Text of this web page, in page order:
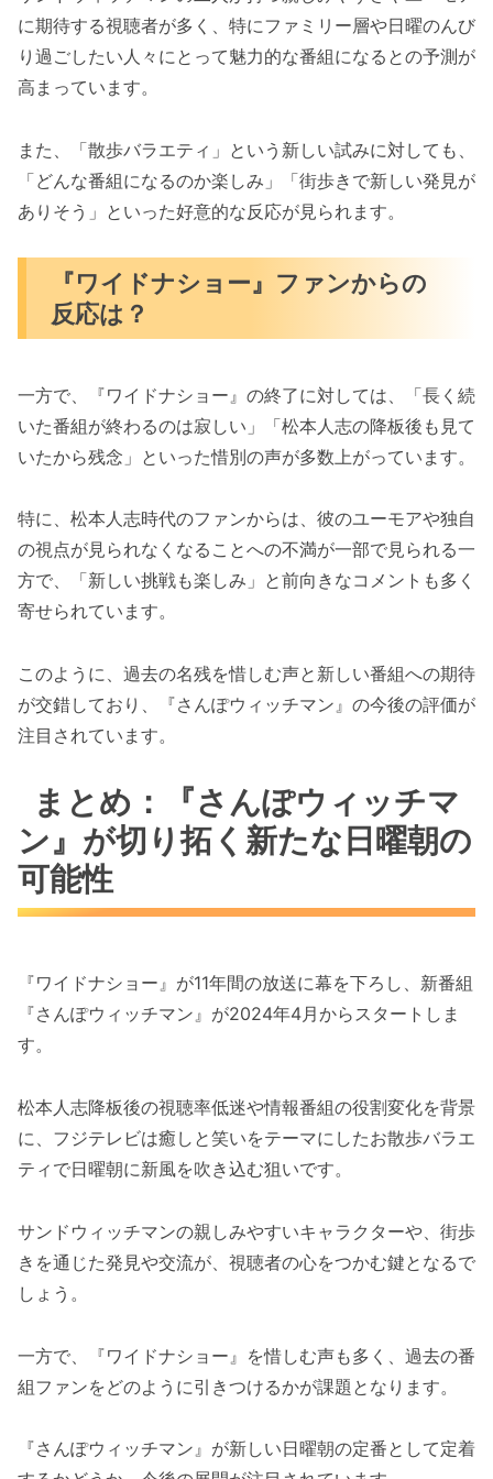
に期待する視聴者が多く、特にファミリー層や日曜のんび
り過ごしたい人々にとって魅力的な番組になるとの予測が
高まっています。
また、「散歩バラエティ」という新しい試みに対しても、
「どんな番組になるのか楽しみ」「街歩きで新しい発見が
ありそう」といった好意的な反応が見られます。
『ワイドナショー』ファンからの
反応は？
一方で、『ワイドナショー』の終了に対しては、「長く続
いた番組が終わるのは寂しい」「松本人志の降板後も見て
いたから残念」といった惜別の声が多数上がっています。
特に、松本人志時代のファンからは、彼のユーモアや独自
の視点が見られなくなることへの不満が一部で見られる一
方で、「新しい挑戦も楽しみ」と前向きなコメントも多く
寄せられています。
このように、過去の名残を惜しむ声と新しい番組への期待
が交錯しており、『さんぽウィッチマン』の今後の評価が
注目されています。
まとめ：『さんぽウィッチマ
ン』が切り拓く新たな日曜朝の
可能性
『ワイドナショー』が11年間の放送に幕を下ろし、新番組
『さんぽウィッチマン』が2024年4月からスタートしま
す。
松本人志降板後の視聴率低迷や情報番組の役割変化を背景
に、フジテレビは癒しと笑いをテーマにしたお散歩バラエ
ティで日曜朝に新風を吹き込む狙いです。
サンドウィッチマンの親しみやすいキャラクターや、街歩
きを通じた発見や交流が、視聴者の心をつかむ鍵となるで
しょう。
一方で、『ワイドナショー』を惜しむ声も多く、過去の番
組ファンをどのように引きつけるかが課題となります。
『さんぽウィッチマン』が新しい日曜朝の定番として定着